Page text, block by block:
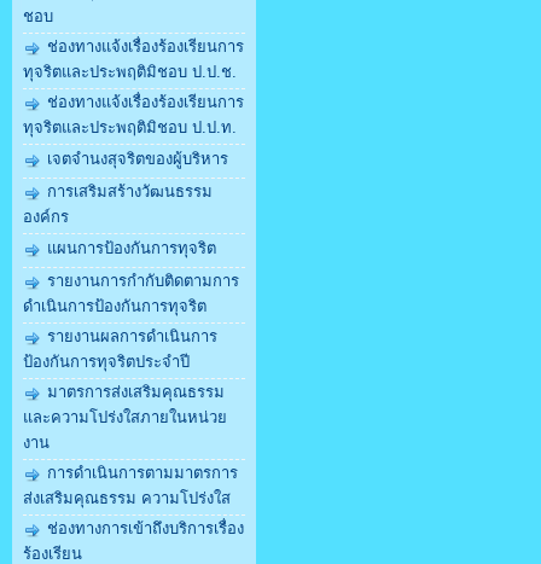
ชอบ
ช่องทางแจ้งเรื่องร้องเรียนการ
ทุจริตและประพฤติมิชอบ ป.ป.ช.
ช่องทางแจ้งเรื่องร้องเรียนการ
ทุจริตและประพฤติมิชอบ ป.ป.ท.
เจตจำนงสุจริตของผู้บริหาร
การเสริมสร้างวัฒนธรรม
องค์กร
แผนการป้องกันการทุจริต
รายงานการกำกับติดตามการ
ดำเนินการป้องกันการทุจริต
รายงานผลการดำเนินการ
ป้องกันการทุจริตประจำปี
มาตรการส่งเสริมคุณธรรม
และความโปร่งใสภายในหน่วย
งาน
การดำเนินการตามมาตรการ
ส่งเสริมคุณธรรม ความโปร่งใส
ช่องทางการเข้าถึงบริการเรื่อง
ร้องเรียน